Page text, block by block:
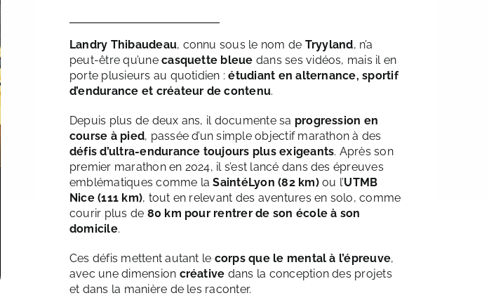
Landry Thibaudeau, connu sous le nom de Tryyland, n’a
peut-être qu’unecasquette bleue dans ses vidéos, mais il en
porte plusieurs au quotidien :étudiant en alternance, sportif
d’endurance et créateur de contenu.
Depuis plus de deux ans, il documente sa progression en
course à pied, passée d’un simple objectif marathon à des
défis d’ultra-endurance toujours plus exigeants. Après son
premier marathon en 2024, il s’est lancé dans des épreuves
emblématiques comme laSaintéLyon (82 km)ou l’UTMB
Nice (111 km), tout en relevant des aventures en solo, comme
courir plus de 80 km pour rentrer de son école à son
domicile.
Ces défis mettent autant le corps que le mental à l’épreuve,
avec une dimension créative dans la conception des projets
et dans la manière de les raconter.